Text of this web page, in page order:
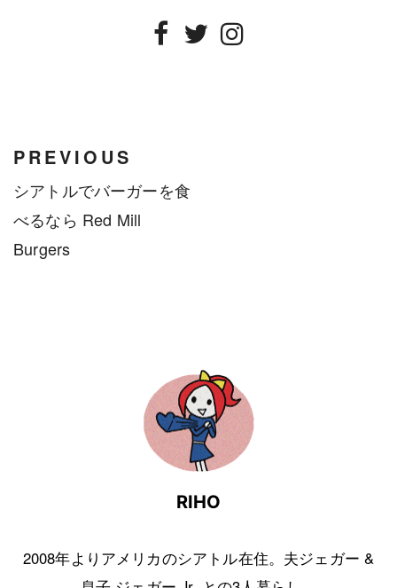
Facebook
TwitterInstagram
PREVIOUS
シアトルでバーガーを食
べるなら Red Mill
Burgers
RIHO
2008年よりアメリカのシアトル在住。夫ジェガー &